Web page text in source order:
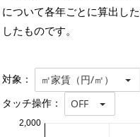
について各年ごとに算出し
したものです。
対象： ㎡家賃（円/㎡）
タッチ操作： OFF
2,000